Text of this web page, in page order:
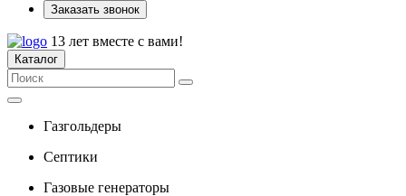
Заказать звонок
13 лет вместе с вами!
Каталог
Газгольдеры
Септики
Газовые генераторы